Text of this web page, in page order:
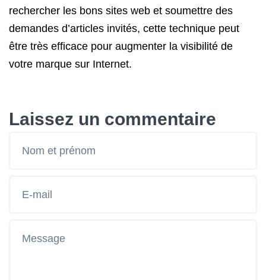
rechercher les bons sites web et soumettre des
demandes d’articles invités, cette technique peut
être très efficace pour augmenter la visibilité de
votre marque sur Internet.
Laissez un commentaire